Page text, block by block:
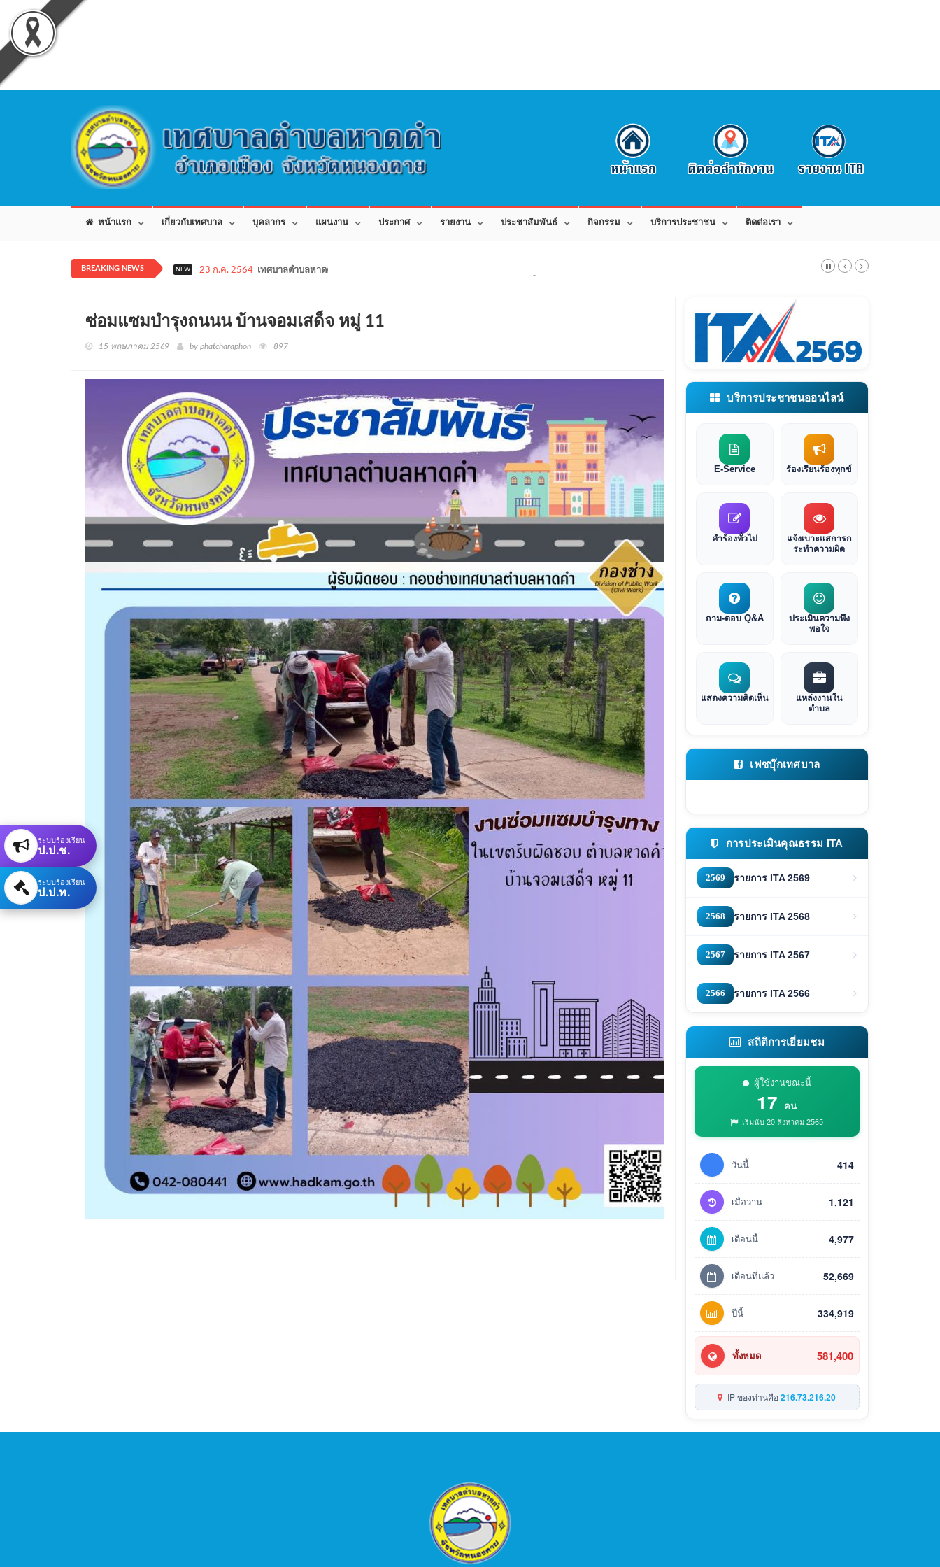
หน้าแรก เกี่ยวกับเทศบาล บุคลากร แผนงาน ประกาศ รายงาน ประชาสัมพันธ์ กิจกรรม บริการประชาชน ติดต่อเรา
BREAKING NEWS NEW 23 ก.ค. 2564 เทศบาลตำบลหาดคำ อำเภอเมือง จังหวัดหนองคาย 43000 สอบถามข้อมูลโทร 042-080441 โทรสาร 042-080441 E-Mail: saraban_0543015@dla.go.th
ซ่อมแซมบำรุงถนนน บ้านจอมเสด็จ หมู่ 11
15 พฤษภาคม 2569 by phatcharaphon 897
บริการประชาชนออนไลน์
E-Service ร้องเรียนร้องทุกข์
คำร้องทั่วไป
แจ้งเบาะแสการก
ระทำความผิด
ถาม-ตอบ Q&A
ประเมินความพึง
พอใจ
แสดงความคิดเห็น
แหล่งงานใน
ตำบล
เฟซบุ๊กเทศบาล
การประเมินคุณธรรม ITA
2569 รายการ ITA 2569
2568 รายการ ITA 2568
2567 รายการ ITA 2567
2566 รายการ ITA 2566
สถิติการเยี่ยมชม
ผู้ใช้งานขณะนี้
17 คน
เริ่มนับ 20 สิงหาคม 2565
วันนี้ 414
เมื่อวาน 1,121
เดือนนี้ 4,977
เดือนที่แล้ว 52,669
ปีนี้ 334,919
ทั้งหมด 581,400
IP ของท่านคือ216.73.216.20
ระบบร้องเรียน
ป.ป.ช.
ระบบร้องเรียน
ป.ป.ท.